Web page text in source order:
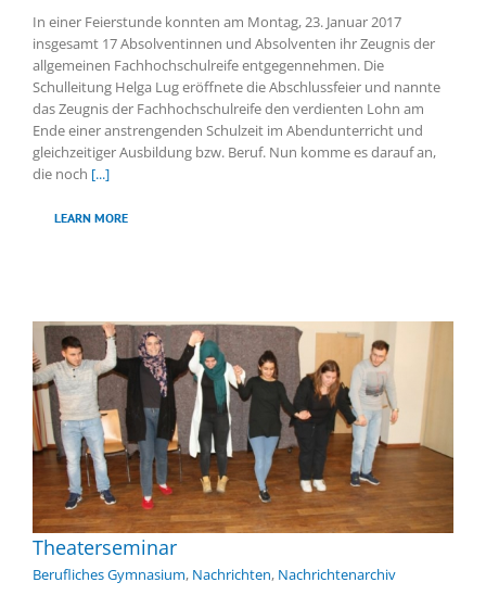
In einer Feierstunde konnten am Montag, 23. Januar 2017
insgesamt 17 Absolventinnen und Absolventen ihr Zeugnis der
allgemeinen Fachhochschulreife entgegennehmen. Die
Schulleitung Helga Lug eröffnete die Abschlussfeier und nannte
das Zeugnis der Fachhochschulreife den verdienten Lohn am
Ende einer anstrengenden Schulzeit im Abendunterricht und
gleichzeitiger Ausbildung bzw. Beruf. Nun komme es darauf an,
die noch [...]
LEARN MORE
Theaterseminar
Berufliches Gymnasium, Nachrichten, Nachrichtenarchiv